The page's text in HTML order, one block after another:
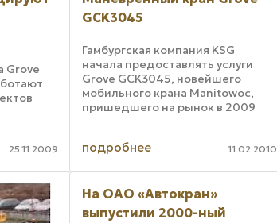
Grove
2009
...
25.11.2009
GCK3045
Гамбургская компания KSG
начала предоставлять услуги
Grove GCK3045, новейшего
мобильного крана Manitowoc,
пришедшего на рынок в 2009
же размеры позволяют
подробнее 11.02.2010
На ОАО «Автокран»
выпустили 2000-ный